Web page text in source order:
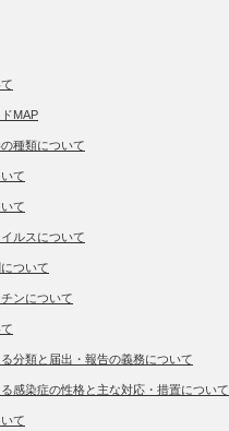
MAP
種類について
て
て
ルスについて
ついて
ンについて
分類と届出・報告の義務について
感染症の性格と主な対応・措置について
て